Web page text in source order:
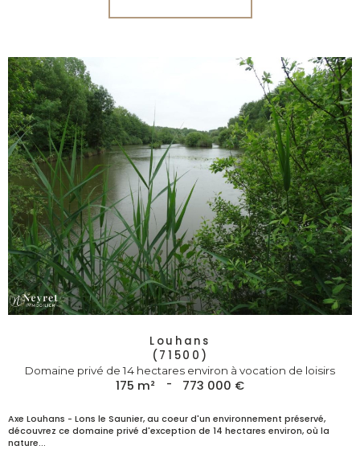
Louhans
(71500)
Domaine privé de 14 hectares environ à vocation de loisirs
175 m² - 773 000 €
Axe Louhans - Lons le Saunier, au coeur d'un environnement préservé,
découvrez ce domaine privé d'exception de 14 hectares environ, où la
nature...